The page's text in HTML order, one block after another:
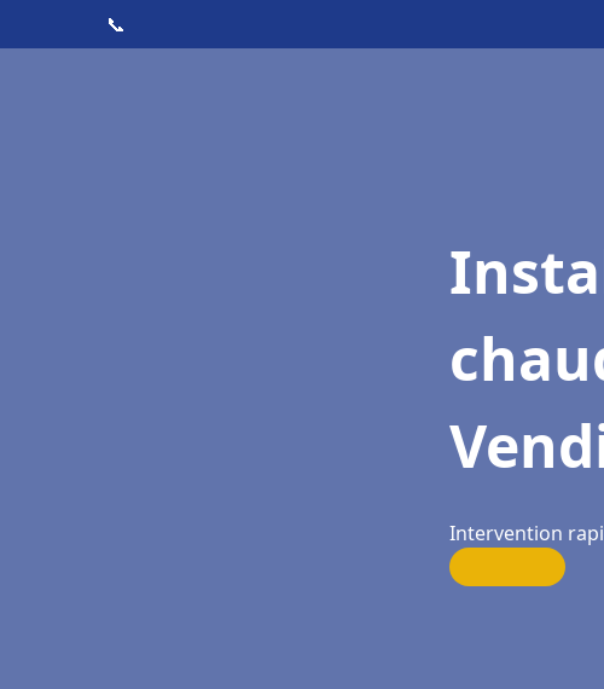
📞
Intervention